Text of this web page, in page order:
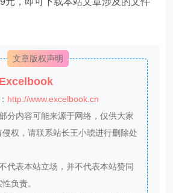
文章版权声明
Excelbook
http://www.excelbook.cn
分内容可能来源于网络，仅供大家
权，请联系站长王小琥进行删除处
代表本站立场，并不代表本站赞同
负责。